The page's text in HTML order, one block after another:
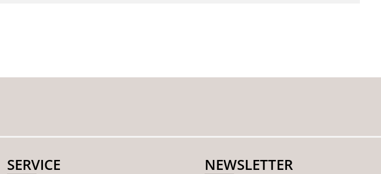
SERVICE NEWSLETTER